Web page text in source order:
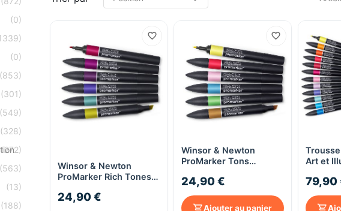
(0)
(0)
(853)
(301)
(549)
(328)
(563)
(13)
(188)
Winsor & Newton
ProMarker Rich Tones -
pointe - permanent -
pack de 6
24,90 €
Aperçu rapide
Winsor & Newton
ProMarker Tons
Double Pointe - Pack de
24,90 €
Ajouter au panier
Art et
79,90